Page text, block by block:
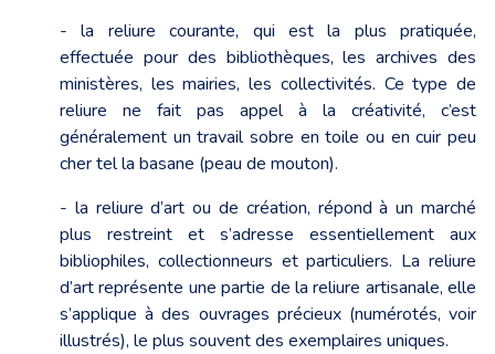
- la reliure courante, qui est la plus pratiquée,
effectuée pour des bibliothèques, les archives des
ministères, les mairies, les collectivités. Ce type de
reliure ne fait pas appel à la créativité, c’est
généralement un travail sobre en toile ou en cuir peu
cher tel la basane (peau de mouton).
- la reliure d’art ou de création, répond à un marché
plus restreint et s’adresse essentiellement aux
bibliophiles, collectionneurs et particuliers. La reliure
d’art représente une partie de la reliure artisanale, elle
s’applique à des ouvrages précieux (numérotés, voir
illustrés), le plus souvent des exemplaires uniques.